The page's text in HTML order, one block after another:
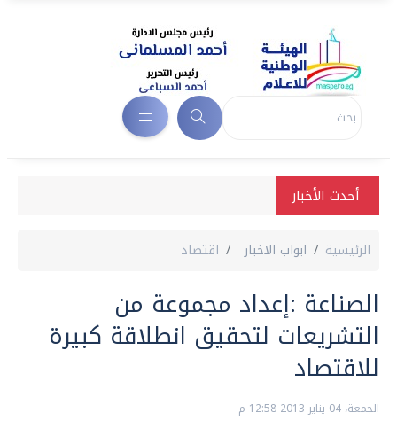
أحدث الأخبار
الرئيسية ابواب الاخبار اقتصاد
الصناعة :إعداد مجموعة من
التشريعات لتحقيق انطلاقة كبيرة
للاقتصاد
الجمعة، 04 يناير 2013 12:58 م